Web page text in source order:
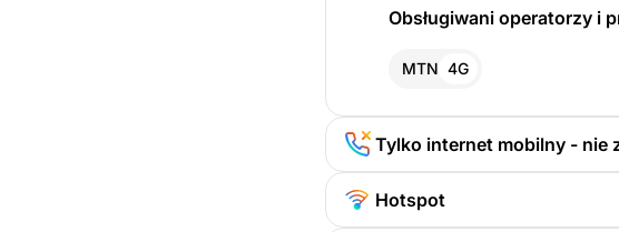
Obsługiwani operatorzy i
MTN 4G
Tylko internet mobilny - nie
Hotspot